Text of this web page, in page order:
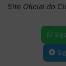
Site Oficial do